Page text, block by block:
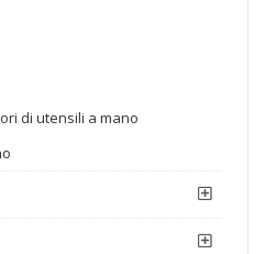
di utensili a mano